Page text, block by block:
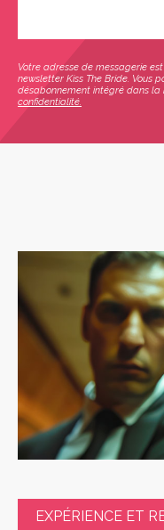
Votre adresse de messagerie
newsletter Kiss The Bride. Vous
désabonnement intégré dans la
confidentialité.
EXPÉRIENCE ET